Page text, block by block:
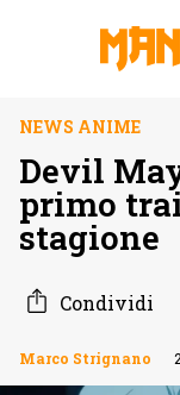
NEWS ANIME
Devil
primo
stagione
Condividi
Marco Strignano